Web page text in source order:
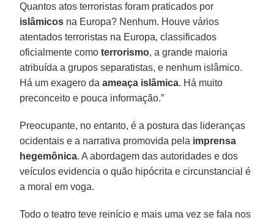
Quantos atos terroristas foram praticados por
islâmicos na Europa? Nenhum. Houve vários
atentados terroristas na Europa, classificados
oficialmente comoterrorismo, a grande maioria
atribuída a grupos separatistas, e nenhum islâmico.
Há um exagero daameaça islâmica. Há muito
preconceito e pouca informação.”
Preocupante, no entanto, é a postura das lideranças
ocidentais e a narrativa promovida pela imprensa
hegemônica. A abordagem das autoridades e dos
veículos evidencia o quão hipócrita e circunstancial é
a moral em voga.
Todo o teatro teve reinício e mais uma vez se fala nos